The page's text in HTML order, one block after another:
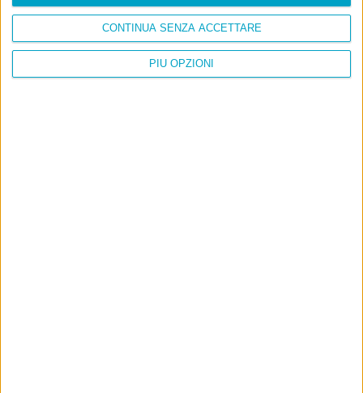
PIÙ OPZIONI
CONTINUA SENZA ACCETTARE